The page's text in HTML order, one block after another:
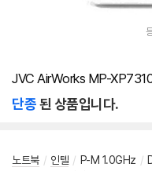
JVC AirWorks MP-
단종된 상품입니다.
노트북 / 인텔 / P-M 1.0GHz /